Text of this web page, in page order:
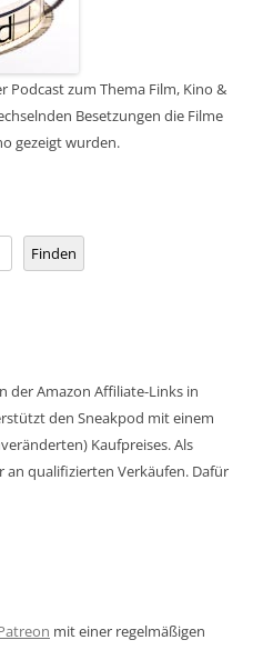
Podcast zum Thema Film, Kino &
Besetzungen die Filme
gezeigt wurden.
Finden
der Amazon Affiliate-Links in
den Sneakpod mit einem
Kaufpreises. Als
qualifizierten Verkäufen. Dafür
mit einer regelmäßigen